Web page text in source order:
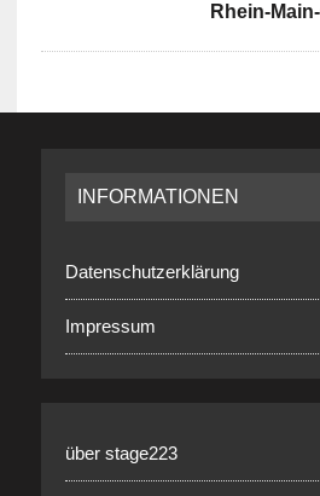
Rhein-
INFORMATIONEN
Datenschutzerklärung
Impressum
über stage223